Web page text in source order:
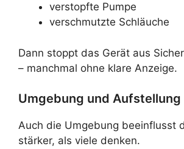
verstopfte Pumpe
verschmutzte Schläuche
Dann stoppt das Gerät aus
– manchmal ohne klare Anzeige.
Umgebung und Aufstellung
Auch die Umgebung beeinflusst
stärker, als viele denken.